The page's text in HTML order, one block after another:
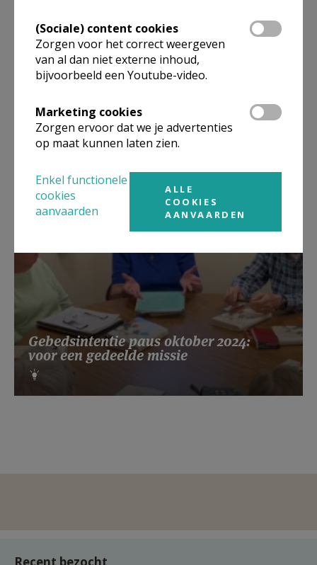
Lanceringsavond boek Zeven
kruiswoorden
Gebedsintentie paus oktober 2024:
voor een gedeelde missie
(Sociale) content cookies
Zorgen voor het correct weergeven
van al dan niet externe inhoud,
bijvoorbeeld een Youtube-video.
Marketing cookies
Zorgen ervoor dat we je advertenties
op maat kunnen laten zien.
Enkel functionele
cookies
aanvaarden
ALLE
COOKIES
AANVAARDEN